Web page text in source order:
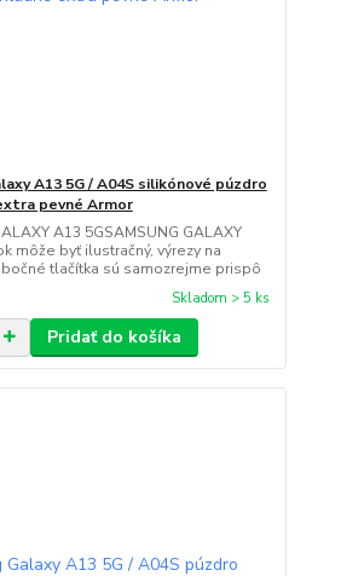
A13 5G / A04S silikónové púzdro
pevné Armor
A13 5GSAMSUNG GALAXY
môže byť ilustračný, výrezy na
tlačítka sú samozrejme prispô
Skladom > 5 ks
Pridať do košíka